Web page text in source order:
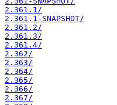
2.361.1/
2.361.1-SNAPSHOT/
2.361.2/
2.361.3/
2.361.4/
2.362/
2.363/
2.364/
2.365/
2.366/
2.367/